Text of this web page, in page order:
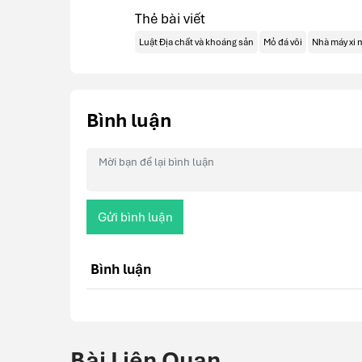
Thẻ bài viết
Luật Địa chất và khoáng sản Mỏ đá vôi Nhà máy xi
Bình luận
Gửi bình luận
Bình luận